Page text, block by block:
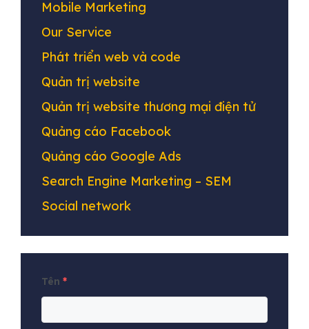
Mobile Marketing
Our Service
Phát triển web và code
Quản trị website
Quản trị website thương mại điện tử
Quảng cáo Facebook
Quảng cáo Google Ads
Search Engine Marketing – SEM
Social network
Tên *